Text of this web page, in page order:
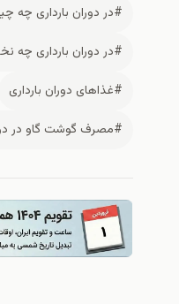
#در دوران بارداری چه چیزهایی
#در دوران بارداری چه نخوریم
#غذاهای دوران بارداری
#مصرف گوشت گاو در دوران